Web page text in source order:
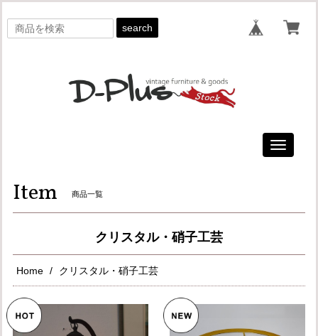
search
Toggle
Item 商品一覧
クリスタル・硝子工芸
Home クリスタル・硝子工芸